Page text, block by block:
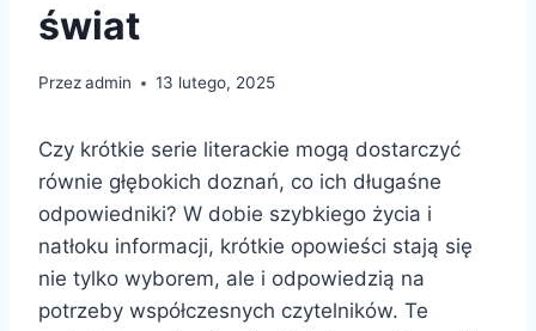
świat
Przezadmin 13 lutego, 2025
Czy krótkie serie literackie mogą dostarczyć
równie głębokich doznań, co ich długaśne
odpowiedniki? W dobie szybkiego życia i
natłoku informacji, krótkie opowieści stają się
nie tylko wyborem, ale i odpowiedzią na
potrzeby współczesnych czytelników. Te